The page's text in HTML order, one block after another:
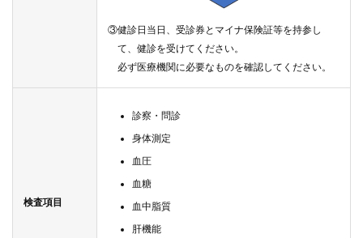
③健診日当日、受診券とマイナ保険証等を持参し
て、健診を受けてください。
必ず医療機関に必要なものを確認してください。
検査項目
診察・問診
身体測定
血圧
血糖
血中脂質
肝機能